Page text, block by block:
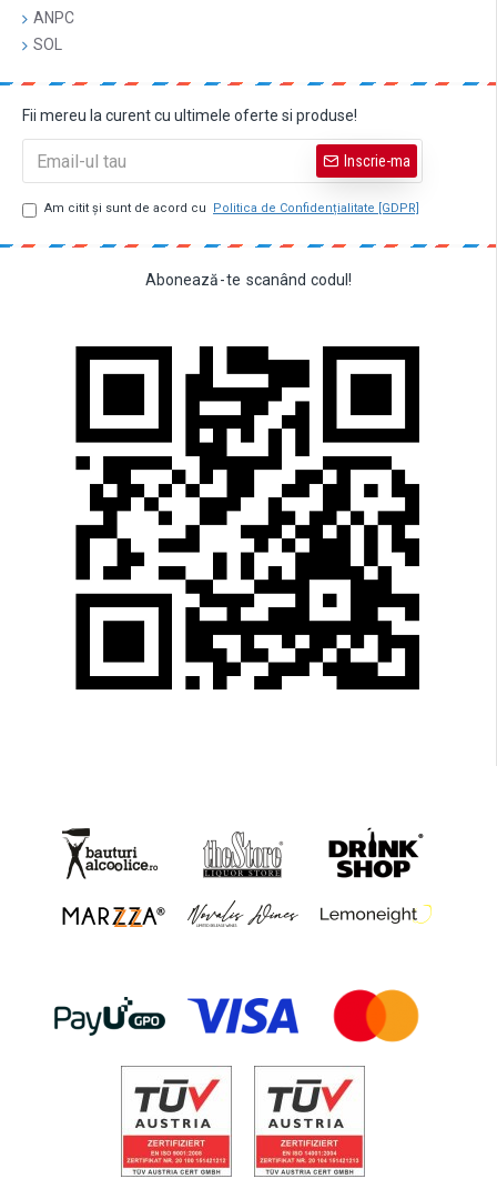
ANPC
SOL
Fii mereu la curent cu ultimele oferte si produse!
Inscrie-ma
Am citit şi sunt de acord cu Politica de Confidențialitate [GDPR]
Abonează-te scanând codul!